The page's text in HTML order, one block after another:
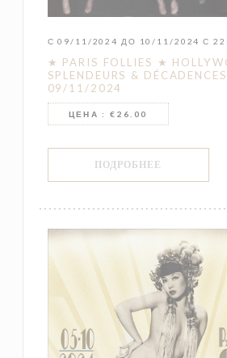
С 09/11/2024 ДО 10/11/2024 С
★ PARIS FOLLIES ★
SPLENDEURS &
09/11/2024
ЦЕНА : €26.00
ПОДРОБНЕЕ